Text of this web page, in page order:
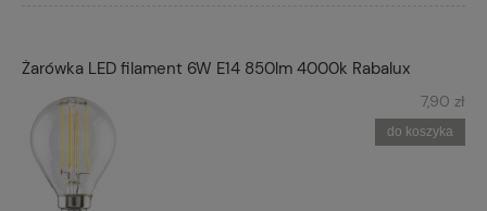
Żarówka LED filament 6W E14 850lm 4000k Rabalux
7,90 zł
do koszyka